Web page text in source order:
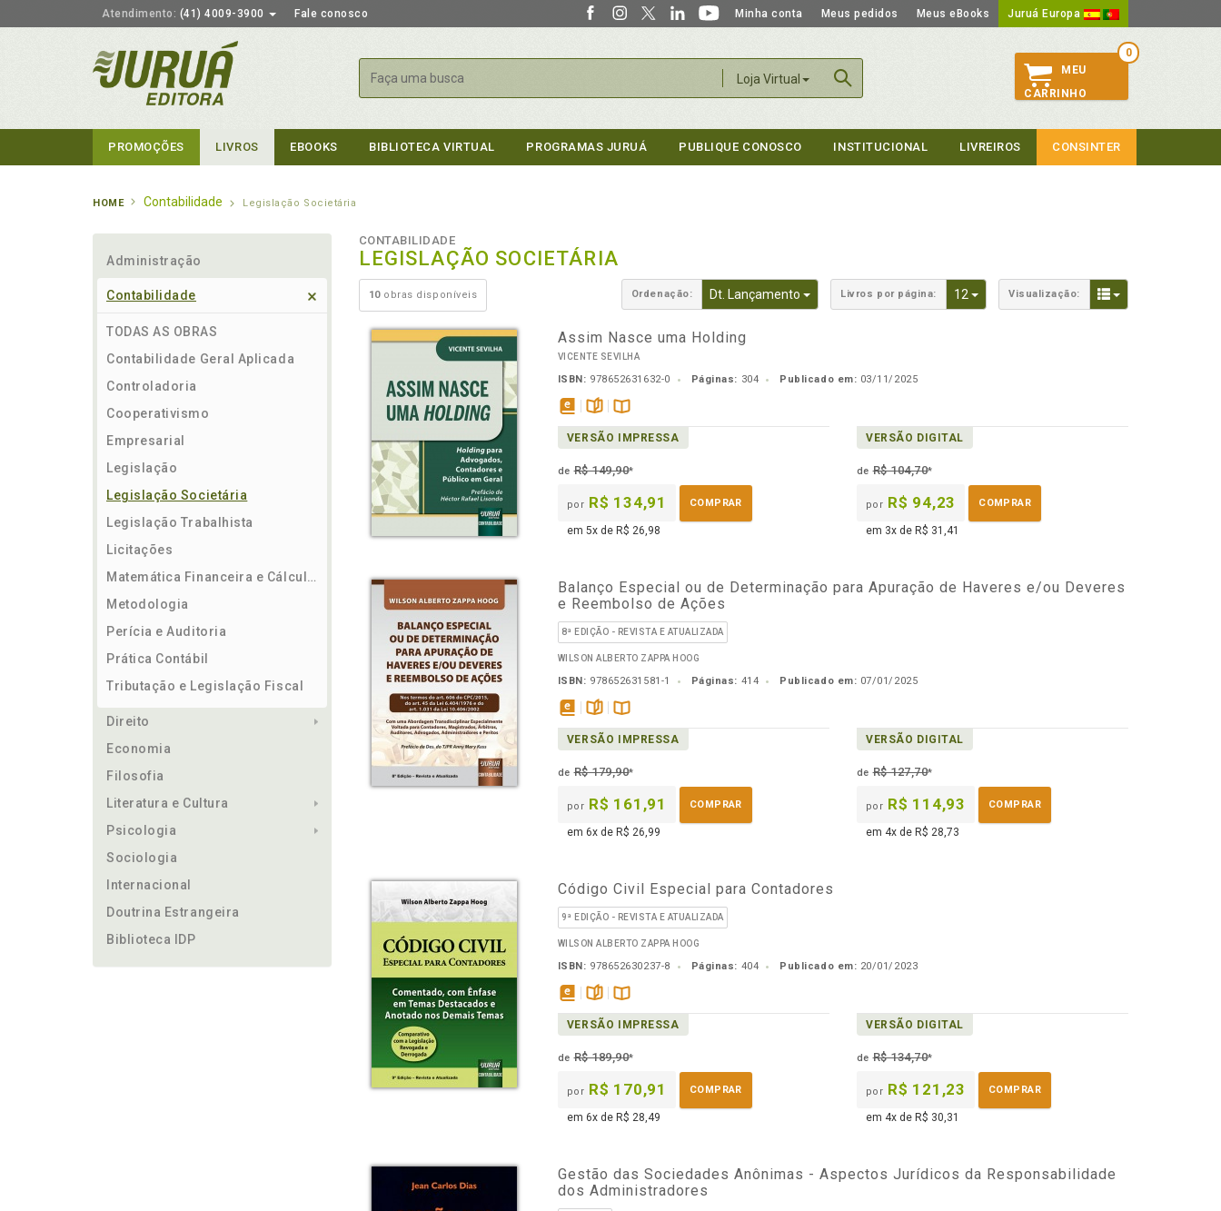
Atendimento: (41) 4009-3900 Fale conosco Minha conta Meus pedidos Meus eBooks Juruá Europa
Loja Virtual
Buscar
0
MEU
CARRINHO
PROMOÇÕES LIVROS EBOOKS BIBLIOTECA VIRTUAL PROGRAMAS JURUÁ PUBLIQUE CONOSCO INSTITUCIONAL LIVREIROS CONSINTER
HOME Contabilidade Legislação Societária
Administração
Contabilidade
TODAS AS OBRAS
Contabilidade Geral Aplicada
Controladoria
Cooperativismo
Empresarial
Legislação
Legislação Societária
Legislação Trabalhista
Licitações
Matemática Financeira e Cálculos
Metodologia
Perícia e Auditoria
Prática Contábil
Tributação e Legislação Fiscal
Direito
Economia
Filosofia
Literatura e Cultura
Psicologia
Sociologia
Internacional
Doutrina Estrangeira
Biblioteca IDP
CONTABILIDADE
LEGISLAÇÃO SOCIETÁRIA
10obras disponíveis Ordenação: Dt. Lançamento Toggle Dropdown
Livros por página: 12 Toggle Dropdown
Visualização: Toggle Dropdown
Assim Nasce uma Holding
VICENTE SEVILHA
ISBN: 978652631632-0 Páginas: 304 Publicado em: 03/11/2025
disponível
em
páginasDisponível
na
VERSÃO IMPRESSA
deR$ 149,90*
por R$ 134,91 COMPRAR
em 5x de R$ 26,98
VERSÃO DIGITAL
deR$ 104,70*
por R$ 94,23 COMPRAR
em 3x de R$ 31,41
Balanço Especial ou de Determinação para Apuração de Haveres e/ou Deveres
e Reembolso de Ações
8ª EDIÇÃO - REVISTA E ATUALIZADA
WILSON ALBERTO ZAPPA HOOG
ISBN: 978652631581-1 Páginas: 414 Publicado em: 07/01/2025
disponível
em
páginasDisponível
na
VERSÃO IMPRESSA
deR$ 179,90*
por R$ 161,91 COMPRAR
em 6x de R$ 26,99
VERSÃO DIGITAL
deR$ 127,70*
por R$ 114,93 COMPRAR
em 4x de R$ 28,73
Código Civil Especial para Contadores
9ª EDIÇÃO - REVISTA E ATUALIZADA
WILSON ALBERTO ZAPPA HOOG
ISBN: 978652630237-8 Páginas: 404 Publicado em: 20/01/2023
disponível
em
páginasDisponível
na
VERSÃO IMPRESSA
deR$ 189,90*
por R$ 170,91 COMPRAR
em 6x de R$ 28,49
VERSÃO DIGITAL
deR$ 134,70*
por R$ 121,23 COMPRAR
em 4x de R$ 30,31
Gestão das Sociedades Anônimas - Aspectos Jurídicos da Responsabilidade
dos Administradores